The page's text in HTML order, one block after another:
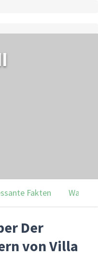
Fakten Was du
Der
von Villa